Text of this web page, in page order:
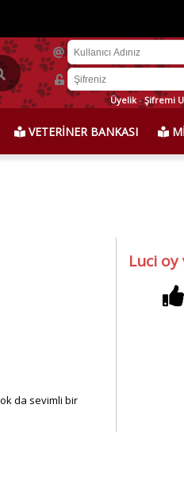
Üyelik-Şifremi
VETERİNER BANKASI
da sevimli bir
Luci